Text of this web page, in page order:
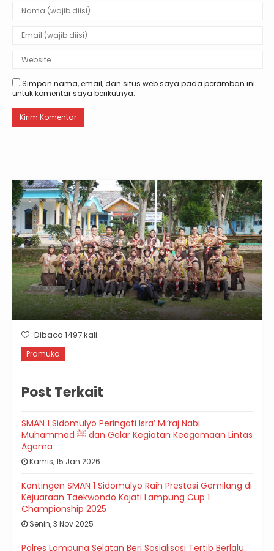
Simpan nama, email, dan situs web saya pada peramban ini
untuk komentar saya berikutnya.
Dibaca 1497 kali
Pramuka
Post Terkait
SMAN 1 Sidomulyo Peringati Isra’ Mi’raj Nabi
Muhammad ﷺ dan Gelar Kegiatan Keagamaan Lintas
Agama
Kamis, 15 Jan 2026
Kontingen SMAN 1 Sidomulyo Raih Prestasi Gemilang di
Kejuaraan Taekwondo Kajati Lampung Cup 1
Championship 2025
Senin, 3 Nov 2025
Polres Lampung Selatan Beri Sosialisasi Tertib Berlalu